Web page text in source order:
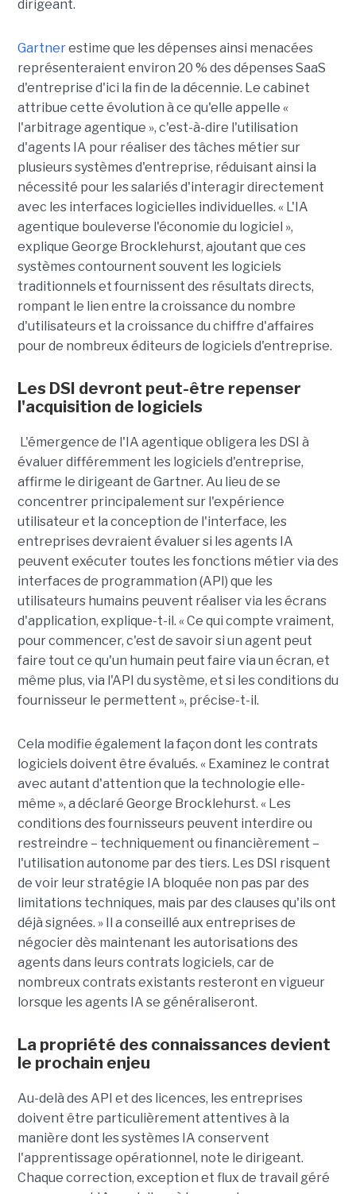
dirigeant.
Gartnerestime que les dépenses ainsi menacées
représenteraient environ 20 % des dépenses SaaS
d'entreprise d'ici la fin de la décennie. Le cabinet
attribue cette évolution à ce qu'elle appelle «
l'arbitrage agentique », c'est-à-dire l'utilisation
d'agents IA pour réaliser des tâches métier sur
plusieurs systèmes d'entreprise, réduisant ainsi la
nécessité pour les salariés d'interagir directement
avec les interfaces logicielles individuelles. « L'IA
agentique bouleverse l'économie du logiciel »,
explique George Brocklehurst, ajoutant que ces
systèmes contournent souvent les logiciels
traditionnels et fournissent des résultats directs,
rompant le lien entre la croissance du nombre
d'utilisateurs et la croissance du chiffre d'affaires
pour de nombreux éditeurs de logiciels d'entreprise.
Les DSI devront peut-être repenser
l'acquisition de logiciels
L'émergence de l'IA agentique obligera les DSI à
évaluer différemment les logiciels d'entreprise,
affirme le dirigeant de Gartner. Au lieu de se
concentrer principalement sur l'expérience
utilisateur et la conception de l'interface, les
entreprises devraient évaluer si les agents IA
peuvent exécuter toutes les fonctions métier via des
interfaces de programmation (API) que les
utilisateurs humains peuvent réaliser via les écrans
d'application, explique-t-il. « Ce qui compte vraiment,
pour commencer, c'est de savoir si un agent peut
faire tout ce qu'un humain peut faire via un écran, et
même plus, via l'API du système, et si les conditions du
fournisseur le permettent », précise-t-il.
Cela modifie également la façon dont les contrats
logiciels doivent être évalués. « Examinez le contrat
avec autant d'attention que la technologie elle-
même », a déclaré George Brocklehurst. « Les
conditions des fournisseurs peuvent interdire ou
restreindre – techniquement ou financièrement – ​​
l'utilisation autonome par des tiers. Les DSI risquent
de voir leur stratégie IA bloquée non pas par des
limitations techniques, mais par des clauses qu'ils ont
déjà signées. » Il a conseillé aux entreprises de
négocier dès maintenant les autorisations des
agents dans leurs contrats logiciels, car de
nombreux contrats existants resteront en vigueur
lorsque les agents IA se généraliseront.
La propriété des connaissances devient
le prochain enjeu
Au-delà des API et des licences, les entreprises
doivent être particulièrement attentives à la
manière dont les systèmes IA conservent
l'apprentissage opérationnel, note le dirigeant.
Chaque correction, exception et flux de travail géré